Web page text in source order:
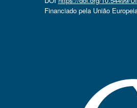
Financiado pela União